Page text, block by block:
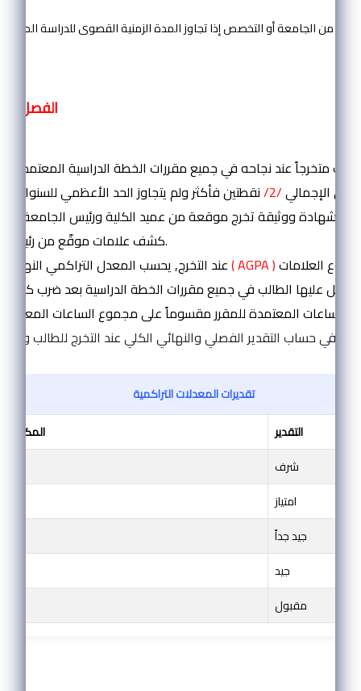
الفصل
متخرجاً عند نجاحه في جميع مقررات الخطة الدراسية المعتمدة,
الإجمالي/2/
نقطتين فأكثر ولم يتجاوز الحد الأعظمي للسنوات
شهادة ووثيقة تخرج موقعة من عميد الكلية ورئيس الجامعة,
كشف علامات موقّع من رئيس الجامعة.
( AGPA )
حصل عليها الطالب في جميع مقررات الخطة الدراسية بعد ضرب كل
في حساب التقدير الفصلي والنهائي الكلي عند التخرج للطالب
تقديرات المعدلات التراكمية
المكافئ
التقدير
شرف
امتياز
جيد جداً
جيد
مقبول